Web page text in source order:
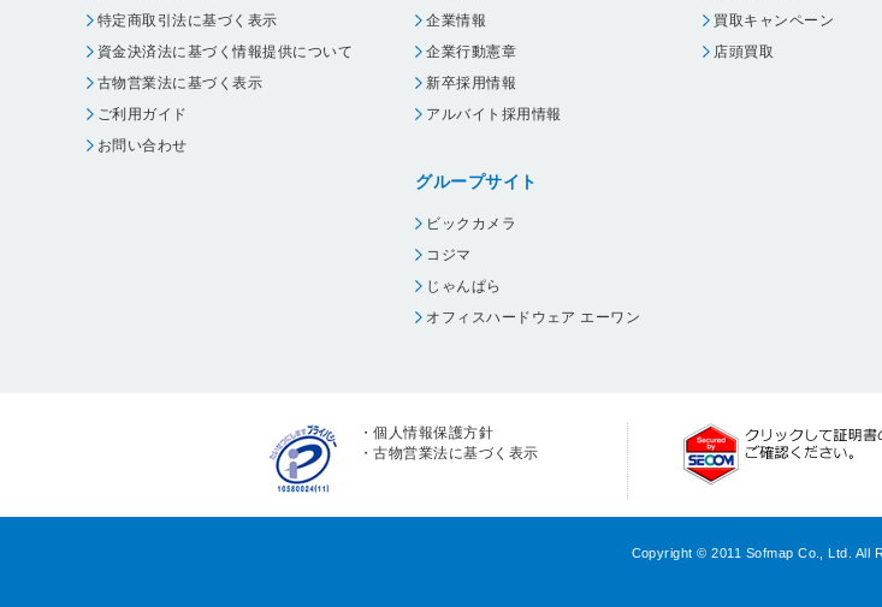
特定商取引法に基づく表示
資金決済法に基づく情報提供について
古物営業法に基づく表示
ご利用ガイド
お問い合わせ
企業情報
企業行動憲章
新卒採用情報
アルバイト採用情報
グループサイト
ビックカメラ
コジマ
じゃんぱら
オフィスハードウェア エーワン
買取キャンペーン
店頭買取
・個人情報保護方針
・古物営業法に基づく表示
Copyright © 2011 Sofmap Co., Ltd. All